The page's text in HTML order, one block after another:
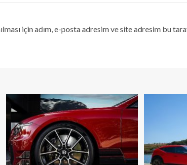
için adım, e-posta adresim ve site adresim bu